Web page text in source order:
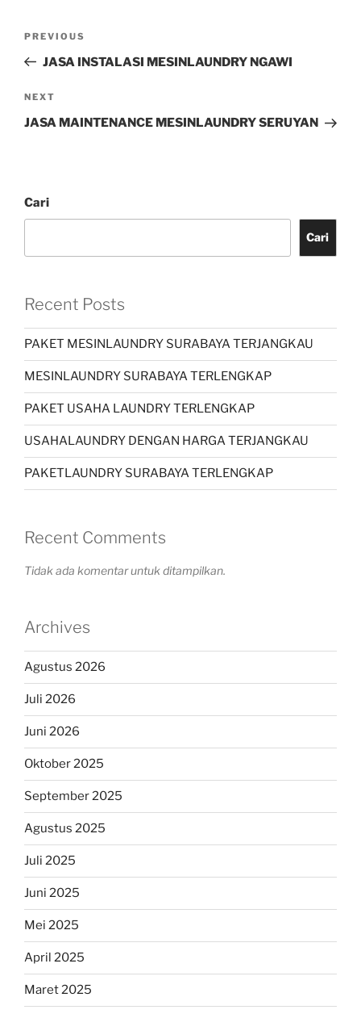
PREVIOUS
JASA INSTALASI MESINLAUNDRY NGAWI
NEXT
JASA MAINTENANCE MESINLAUNDRY SERUYAN
Cari
Cari
Recent Posts
PAKET MESINLAUNDRY SURABAYA TERJANGKAU
MESINLAUNDRY SURABAYA TERLENGKAP
PAKET USAHA LAUNDRY TERLENGKAP
USAHALAUNDRY DENGAN HARGA TERJANGKAU
PAKETLAUNDRY SURABAYA TERLENGKAP
Recent Comments
Tidak ada komentar untuk ditampilkan.
Archives
Agustus 2026
Juli 2026
Juni 2026
Oktober 2025
September 2025
Agustus 2025
Juli 2025
Juni 2025
Mei 2025
April 2025
Maret 2025